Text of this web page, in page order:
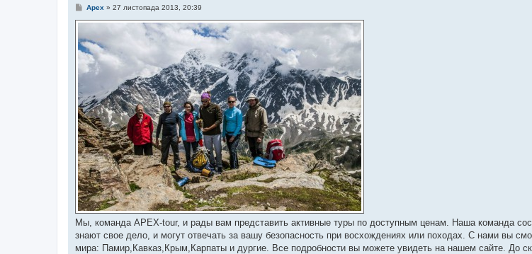
П
в
д
о
м
л
е
я
Apex » 27 листопада 2013, 20:39
Мы, команда APEX-tour, и рады вам представить активные туры по доступным ценам. Наша команда
знают свое дело, и могут отвечать за вашу безопасность при восхождениях или походах. С нами вы
мира: Памир,Кавказ,Крым,Карпаты и дургие. Все подробности вы можете увидеть на нашем сайте. До